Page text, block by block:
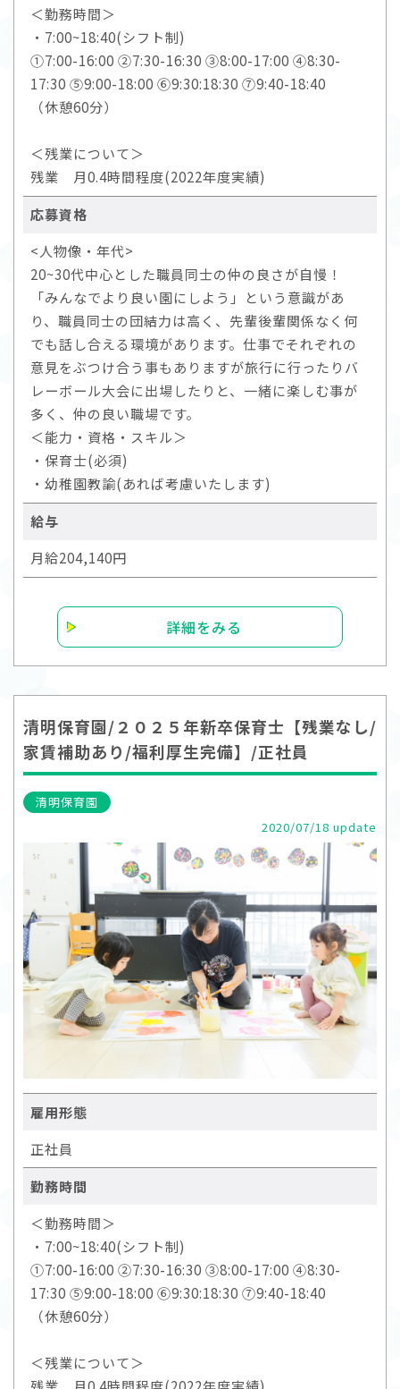
＜勤務時間＞
・7:00~18:40(シフト制)
①7:00-16:00 ②7:30-16:30 ③8:00-17:00 ④8:30-
17:30 ⑤9:00-18:00 ⑥9:30:18:30 ⑦9:40-18:40
（休憩60分）
＜残業について＞
残業 月0.4時間程度(2022年度実績)
応募資格
<人物像・年代>
20~30代中心とした職員同士の仲の良さが自慢！
「みんなでより良い園にしよう」という意識があ
り、職員同士の団結力は高く、先輩後輩関係なく何
でも話し合える環境があります。仕事でそれぞれの
意見をぶつけ合う事もありますが旅行に行ったりバ
レーボール大会に出場したりと、一緒に楽しむ事が
多く、仲の良い職場です。
＜能力・資格・スキル＞
・保育士(必須)
・幼稚園教諭(あれば考慮いたします)
給与
月給204,140円
詳細をみる
清明保育園/２０２５年新卒保育士【残業なし/
家賃補助あり/福利厚生完備】/正社員
清明保育園
2020/07/18 update
雇用形態
正社員
勤務時間
＜勤務時間＞
・7:00~18:40(シフト制)
①7:00-16:00 ②7:30-16:30 ③8:00-17:00 ④8:30-
17:30 ⑤9:00-18:00 ⑥9:30:18:30 ⑦9:40-18:40
（休憩60分）
＜残業について＞